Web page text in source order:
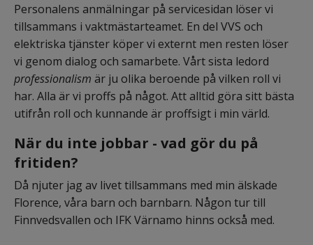
Personalens anmälningar på servicesidan löser vi
tillsammans i vaktmästarteamet. En del VVS och
elektriska tjänster köper vi externt men resten löser
professionalism är ju olika beroende på vilken roll vi
har. Alla är vi proffs på något. Att alltid göra sitt bästa
utifrån roll och kunnande är proffsigt i min värld.
När du inte jobbar - vad gör du på
fritiden?
Då njuter jag av livet tillsammans med min älskade
Florence, våra barn och barnbarn. Någon tur till
Finnvedsvallen och IFK Värnamo hinns också med.